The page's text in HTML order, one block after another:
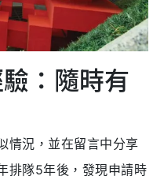
：隨時有
情況，並在留言中分享
排隊5年後，發現申請時